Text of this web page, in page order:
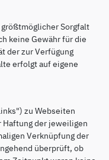
Sorgfalt
keine Gewähr für die
der zur Verfügung
erfolgt auf eigene
zu Webseiten
der jeweiligen
Verknüpfung der
überprüft, ob